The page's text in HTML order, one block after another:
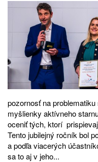
pozornosť na
myšlienky aktívneho
oceniť tých, ktorí
Tento jubilejný ročník bol
a podľa viacerých
sa to aj v jeho...